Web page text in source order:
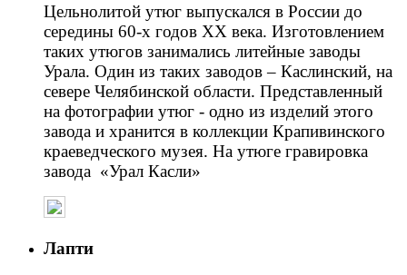
Цельнолитой утюг выпускался в России до
середины 60-х годов ХХ века. Изготовлением
таких утюгов занимались литейные заводы
Урала. Один из таких заводов – Каслинский, на
севере Челябинской области. Представленный
на фотографии утюг - одно из изделий этого
завода и хранится в коллекции Крапивинского
краеведческого музея. На утюге гравировка
завода «Урал Касли»
Лапти